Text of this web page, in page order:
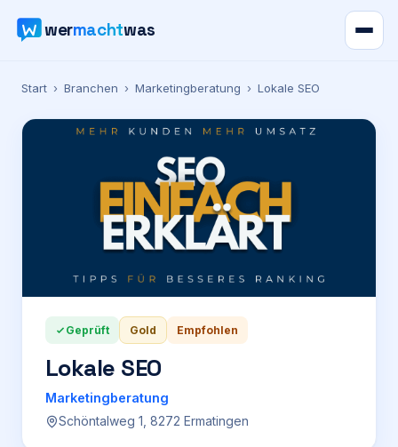
wermachtwas
Verzeichnis
Karte
Werbung
Preise
Start › Branchen › Marketingberatung › Lokale SEO
Geprüft Gold Empfohlen
Lokale SEO
Marketingberatung
Schöntalweg 1, 8272 Ermatingen